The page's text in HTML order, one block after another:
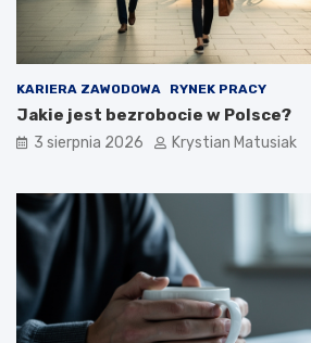
KARIERA ZAWODOWA RYNEK PRACY
Jakie jest bezrobocie w Polsce?
3 sierpnia 2026 Krystian Matusiak